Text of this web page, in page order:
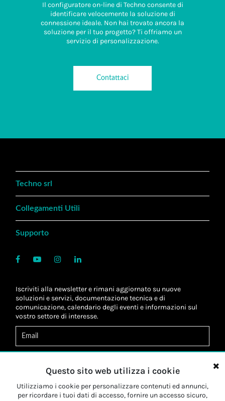
Il configuratore on-line di Techno consente di
identificare velocemente la soluzione di
connessione ideale. Non hai trovato ancora la
soluzione per il tuo progetto? Ti offriamo un
servizio di personalizzazione.
Contattaci
Techno srl
Collegamenti Utili
Supporto
Iscriviti alla newsletter e rimani aggiornato su nuove
soluzioni e servizi, documentazione tecnica e di
comunicazione, calendario degli eventi e informazioni sul
vostro settore di interesse.
Letta l'informativa, autorizzo altrattamento dei miei dati
personali*
Letta l'informativa, autorizzo al trattamento dei miei dati
personali a fini dimarketing*
Questo sito web utilizza i cookie
Utilizziamo i cookie per personalizzare contenuti ed annunci,
per ricordare i tuoi dati di accesso, fornire un accesso sicuro,